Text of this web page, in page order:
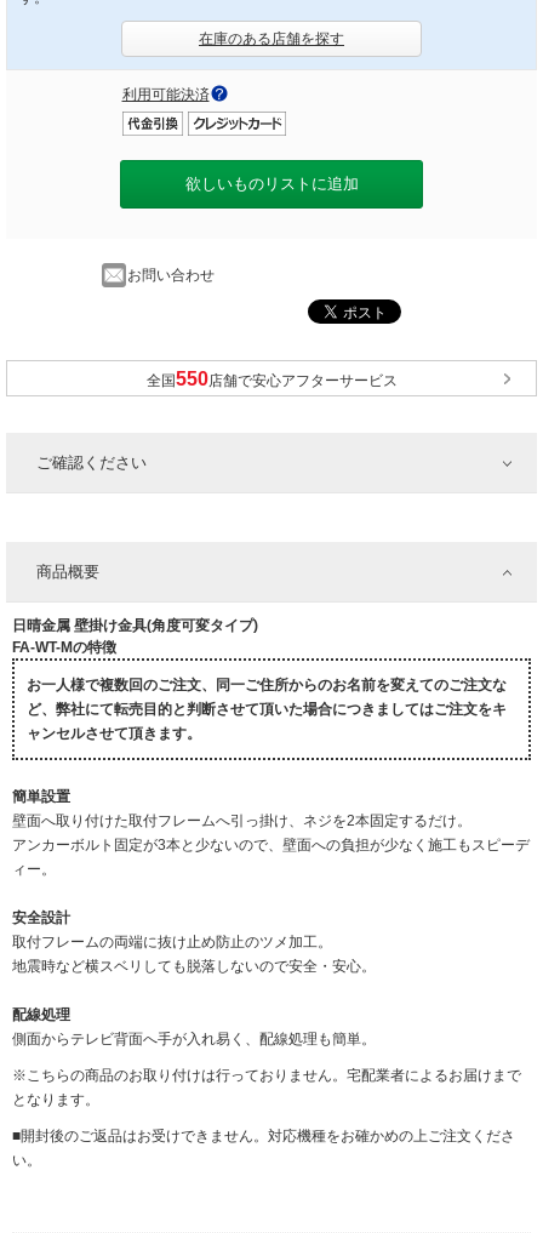
在庫のある店舗を探す
利用可能決済
欲しいものリストに追加
お問い合わせ
全国 店舗で安心アフターサービス
ご確認ください
商品概要
日晴金属 壁掛け金具(角度可変タイプ)
FA-WT-Mの特徴
お一人様で複数回のご注文、同一ご住所からのお名前を変えてのご注文な
ど、弊社にて転売目的と判断させて頂いた場合につきましてはご注文をキ
ャンセルさせて頂きます。
簡単設置
壁面へ取り付けた取付フレームへ引っ掛け、ネジを2本固定するだけ。
アンカーボルト固定が3本と少ないので、壁面への負担が少なく施工もスピーデ
ィー。
安全設計
取付フレームの両端に抜け止め防止のツメ加工。
地震時など横スベリしても脱落しないので安全・安心。
配線処理
側面からテレビ背面へ手が入れ易く、配線処理も簡単。
※こちらの商品のお取り付けは行っておりません。宅配業者によるお届けまで
となります。
■開封後のご返品はお受けできません。対応機種をお確かめの上ご注文くださ
い。